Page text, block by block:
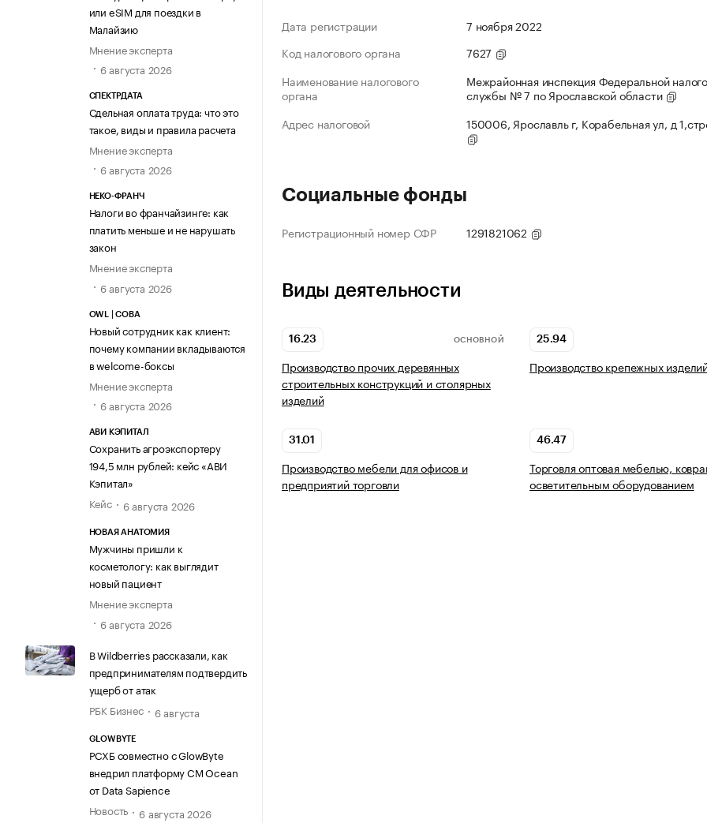
или eSIM для поездки в
Малайзию
Мнение эксперта
6 августа 2026
СПЕКТРДАТА
Сдельная оплата труда: что это
такое, виды и правила расчета
Мнение эксперта
6 августа 2026
НЕКО-ФРАНЧ
Налоги во франчайзинге: как
платить меньше и не нарушать
закон
Мнение эксперта
6 августа 2026
OWL | СОВА
Новый сотрудник как клиент:
почему компании вкладываются
в welcome-боксы
Мнение эксперта
6 августа 2026
АВИ КЭПИТАЛ
Сохранить агроэкспортеру
194,5 млн рублей: кейс «АВИ
Кэпитал»
Кейс
6 августа 2026
НОВАЯ АНАТОМИЯ
Мужчины пришли к
косметологу: как выглядит
новый пациент
Мнение эксперта
6 августа 2026
В Wildberries рассказали, как
предпринимателям подтвердить
ущерб от атак
РБК Бизнес
6 августа
GLOWBYTE
РСХБ совместно с GlowByte
внедрил платформу CM Ocean
от Data Sapience
Новость
6 августа 2026
Дата регистрации
7 ноября 2022
Код налогового органа
7627
Наименование налогового
органа
Межрайонная инспекция Федеральной
службы № 7 по Ярославской области
Адрес налоговой
150006, Ярославль г, Корабельная ул, д
Социальные фонды
Регистрационный номер СФР 1291821062
Виды деятельности
16.23 ОСНОВНОЙ
Производство прочих деревянных
строительных конструкций и столярных
изделий
25.94
Производство крепежных
31.01
Производство мебели для офисов и
предприятий торговли
46.47
Торговля оптовая мебелью,
осветительным оборудованием